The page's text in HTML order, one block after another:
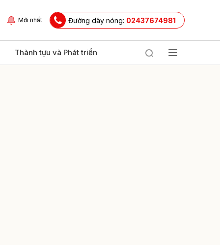
Mới nhất Đường dây nóng: 02437674981
Thành tựu và Phát triển